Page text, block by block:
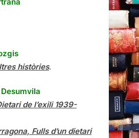
històries.
de l’exili 1939-
Fulls d’un dietari